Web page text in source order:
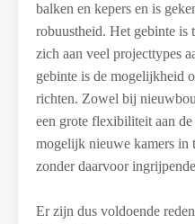
balken en kepers en is
robuustheid. Het gebinte is
zich aan veel projecttypes
gebinte is de mogelijkheid
richten. Zowel bij
een grote flexibiliteit aan
mogelijk nieuwe kamers in
zonder daarvoor
Er zijn dus voldoende